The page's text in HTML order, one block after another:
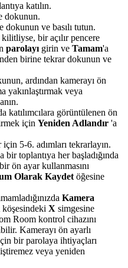
katılın.
dokunun.
ve basılı tutun.
bir açılır pencere
parolayı girin ve Tamam'a
birine tekrar dokunun ve
ardından kamerayı ön
yakınlaştırmak veya
katılımcılara görüntülenen ön
için Yeniden Adlandır 'a
5-6. adımları tekrarlayın.
toplantıya her başladığında
ön ayar kullanmasını
Olarak Kaydet öğesine
Kamera
köşesindeki X simgesine
Room kontrol cihazını
Kamerayı ön ayarlı
bir parolaya ihtiyaçları
veya yeniden